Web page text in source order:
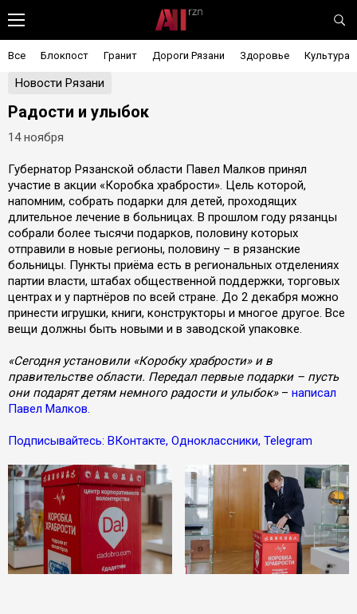
Все Блокпост Гранит Дороги Рязани Здоровье Культура
Новости Рязани
Радости и улыбок
14 ноября
Губернатор Рязанской области Павел Малков принял
участие в акции «Коробка храбрости». Цель которой,
напомним, собрать подарки для детей, проходящих
длительное лечение в больницах. В прошлом году рязанцы
собрали более тысячи подарков, половину которых
отправили в новые регионы, половину – в рязанские
больницы. Пункты приёма есть в региональных отделениях
партии власти, штабах общественной поддержки, торговых
центрах и у партнёров по всей стране. До 2 декабря можно
принести игрушки, книги, конструкторы и многое другое. Все
вещи должны быть новыми и в заводской упаковке.
«Сегодня установили «Коробку храбрости» и в
правительстве области. Передал первые подарки – пусть
они подарят детям немного радости и улыбок»– написал
Павел Малков.
Подписывайтесь: ВКонтакте, Одноклассники, Telegram